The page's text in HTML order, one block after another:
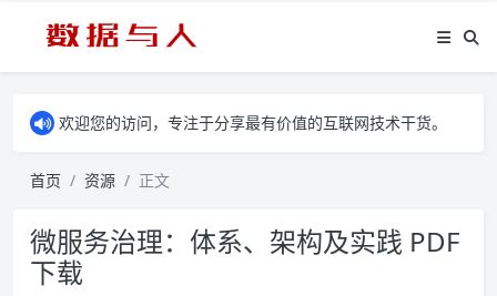
欢迎您的访问，专注于分享最有价值的互联网技术干货。
首页 资源 正文
微服务治理：体系、架构及实践 PDF
下载